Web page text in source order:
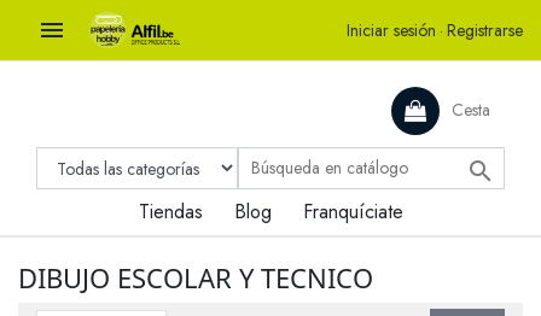
 Iniciar sesión · Registrarse
Cesta

Tiendas Blog Franquíciate
DIBUJO ESCOLAR Y TECNICO